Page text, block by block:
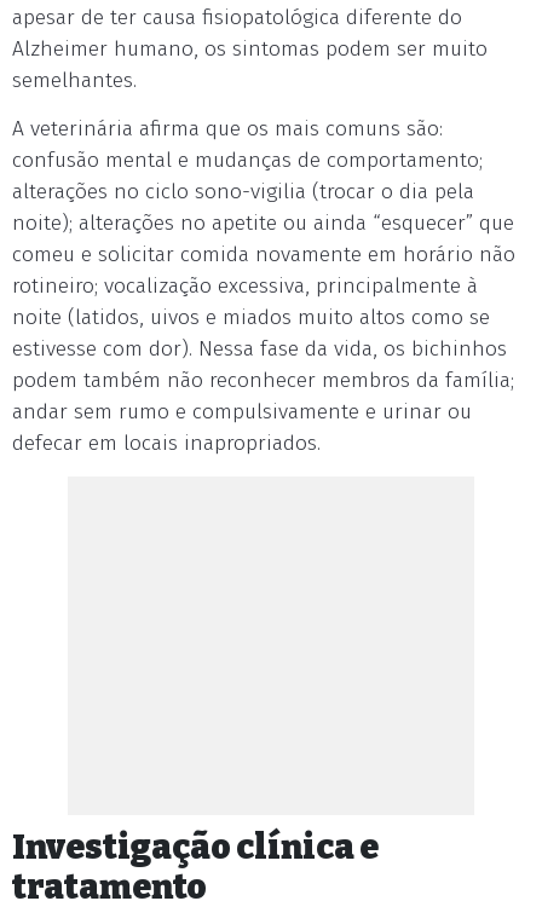
apesar de ter causa fisiopatológica diferente do
Alzheimer humano, os sintomas podem ser muito
semelhantes.
A veterinária afirma que os mais comuns são:
confusão mental e mudanças de comportamento;
alterações no ciclo sono-vigilia (trocar o dia pela
noite); alterações no apetite ou ainda “esquecer” que
comeu e solicitar comida novamente em horário não
rotineiro; vocalização excessiva, principalmente à
noite (latidos, uivos e miados muito altos como se
estivesse com dor). Nessa fase da vida, os bichinhos
podem também não reconhecer membros da família;
andar sem rumo e compulsivamente e urinar ou
defecar em locais inapropriados.
Investigação clínica e
tratamento